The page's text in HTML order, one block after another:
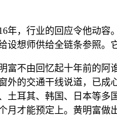
行业的回应令他动容。
设想师供给全链条参照。
由回忆起十年前的阿谁
外的交通干线说道，已成
土耳其、韩国、日本等多
月才能预定上。黄明富做